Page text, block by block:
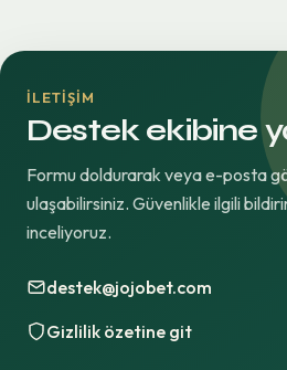
İLETIŞIM
Destek ekibine
Formu doldurarak veya e-posta
ulaşabilirsiniz. Güvenlikle ilgili
inceliyoruz.
destek@jojobet.com
Gizlilik özetine git